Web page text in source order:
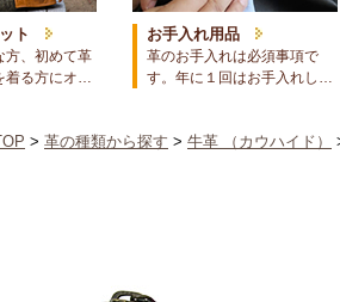
ット
方、初めて革
着る方にオ…
お手入れ用品
革のお手入れは必須事項で
す。年に１回はお手入れし…
> 革の種類から探す > 牛革 （カウハイド）